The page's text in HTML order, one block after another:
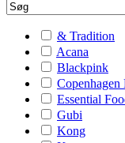
& Tradition
Acana
Blackpink
Copenhagen
Essential
Gubi
Kong